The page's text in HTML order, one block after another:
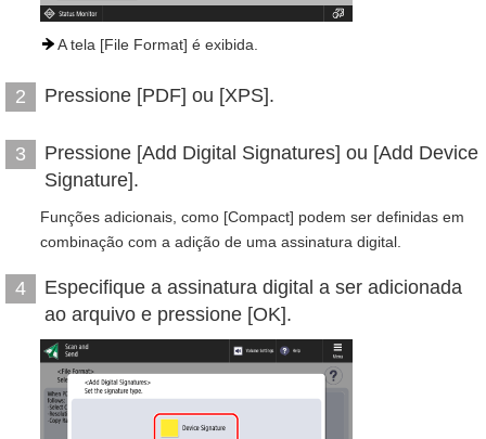
A tela [File Format] é exibida.
2 Pressione [PDF] ou [XPS].
3
Pressione [Add Digital Signatures] ou [Add Device
Signature].
Funções adicionais, como [Compact] podem ser definidas em
combinação com a adição de uma assinatura digital.
4
Especifique a assinatura digital a ser adicionada
ao arquivo e pressione [OK].